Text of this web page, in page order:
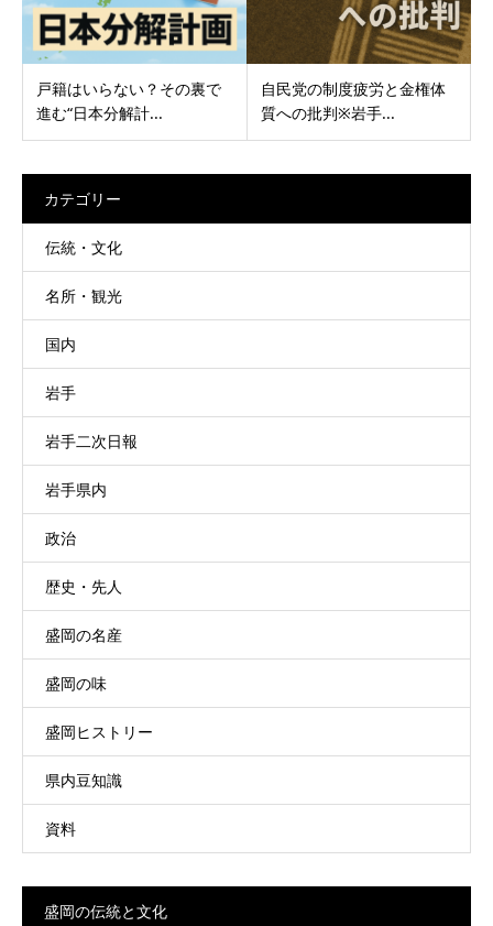
戸籍はいらない？その裏で
進む“日本分解計...
自民党の制度疲労と金権体
質への批判※岩手...
カテゴリー
伝統・文化
名所・観光
国内
岩手
岩手二次日報
岩手県内
政治
歴史・先人
盛岡の名産
盛岡の味
盛岡ヒストリー
県内豆知識
資料
盛岡の伝統と文化